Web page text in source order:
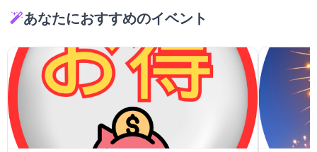
あなたにおすすめのイベント